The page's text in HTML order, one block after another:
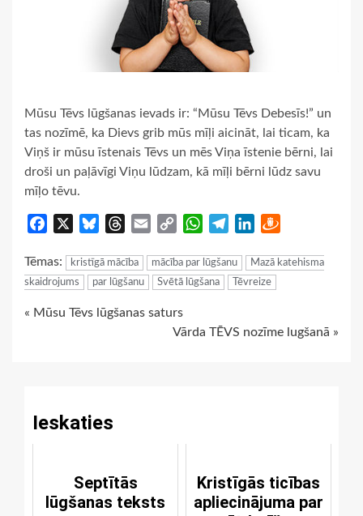
Mūsu Tēvs lūgšanas ievads ir: “Mūsu Tēvs Debesīs!” un
tas nozīmē, ka Dievs grib mūs mīļi aicināt, lai ticam, ka
Viņš ir mūsu īstenais Tēvs un mēs Viņa īstenie bērni, lai
droši un paļāvīgi Viņu lūdzam, kā mīļi bērni lūdz savu
mīļo tēvu.
Facebook BlueskyThreads
Email
Copy
WhatsApp
TelegramLinkedIn
Tēmas: kristīgā mācība mācība par lūgšanu
Mazā katehisma
skaidrojums
par lūgšanu Svētā lūgšana Tēvreize
Continue
« Mūsu Tēvs lūgšanas saturs
Vārda TĒVS nozīme lugšanā »
Ieskaties
Septītās
lūgšanas teksts
Kristīgās ticības
apliecinājuma par